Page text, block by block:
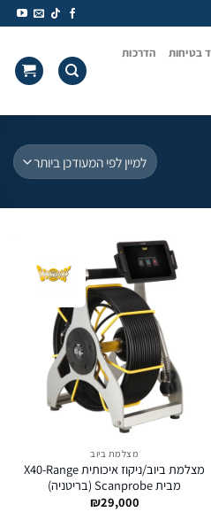
בטיחות הדרכות
מצלמת ביוב
מצלמת ביוב/ניקוז איכותית X40-Range
מבית Scanprobe (בריטניה)
₪29,000